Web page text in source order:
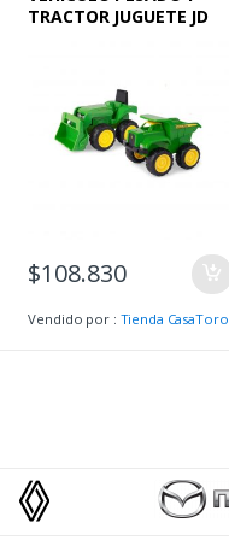
TRACTOR JUGUETE JD
$108.830
Vendido por : Tienda CasaToro